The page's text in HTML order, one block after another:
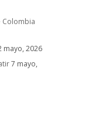
Colombia
mayo, 2026
7 mayo,